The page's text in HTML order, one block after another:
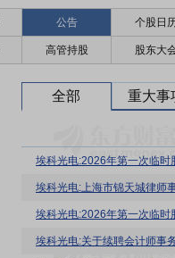
公告 个股日
高管持股 股东大
全部 重大事
埃科光电:2026年第一次临时
埃科光电:2026年第一次临时
埃科光电:关于续聘会计师事